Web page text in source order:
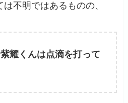
不明ではあるものの、
耀くんは点滴を打って